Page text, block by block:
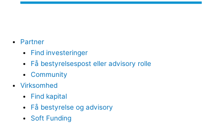
Partner
Find investeringer
Få bestyrelsespost eller advisory rolle
Community
Virksomhed
Find kapital
Få bestyrelse og advisory
Soft Funding